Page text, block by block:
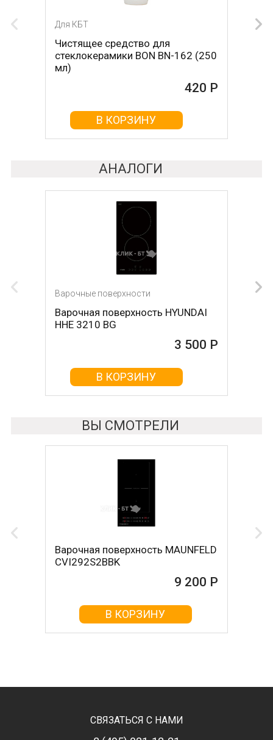
Для КБТ
Чистящее средство для
стеклокерамики BON BN-162 (250
мл)
420 Р
В КОРЗИНУ
Для КБТ
Скребок для ухода за
стеклокерамикой BON BN-603
В КОРЗИНУ
АНАЛОГИ
Варочные поверхности
Варочная поверхность HYUNDAI
HHE 3210 BG
3 500 Р
В КОРЗИНУ
Варочные поверхности
Варочная поверхность DARINA
1T17 BGС 341 12 B
3 680 Р
В КОРЗИНУ
ВЫ СМОТРЕЛИ
Варочная поверхность MAUNFELD
CVI292S2BBK
9 200 Р
В КОРЗИНУ
СВЯЗАТЬСЯ С НАМИ